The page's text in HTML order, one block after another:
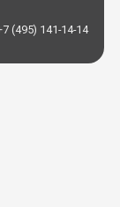
(495) 141-14-14